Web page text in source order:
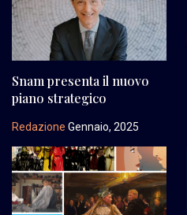
Snam presenta il nuovo
piano strategico
Redazione Gennaio, 2025